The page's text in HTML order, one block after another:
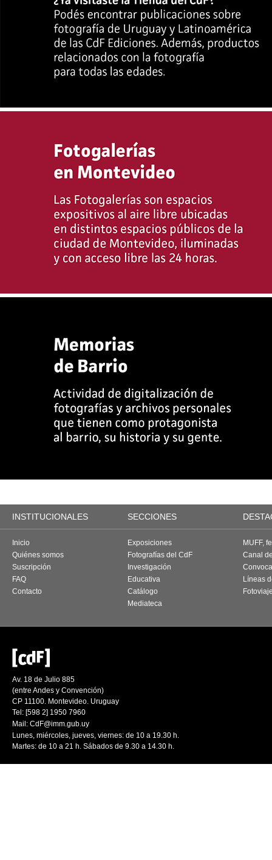
INSTITUCIONALES SECCIONES
Inicio
Quiénes somos
Suscripción
FAQ
Contacto
Exposiciones
Fotografías del CdF
Investigación
Educativa
Catálogo
Mediateca
MUFF,
Canal
Líneas
Av. 18 de Julio 885
(entre Andes y Convención)
CP 11100. Montevideo. Uruguay
Tel: [598 2] 1950 7960
Mail: CdF@imm.gub.uy
Lunes, miércoles, jueves, viernes: de 10 a 19.30 h.
Martes: de 10 a 21 h. Sábados de 9.30 a 14.30 h.